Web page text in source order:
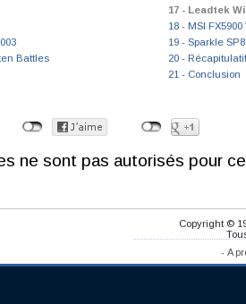
Battles
17 - Leadtek
18 - MSI FX5900
19 - Sparkle
20 -
21 - Conclusion
ne sont pas autorisés pour
Copyright ©
- A